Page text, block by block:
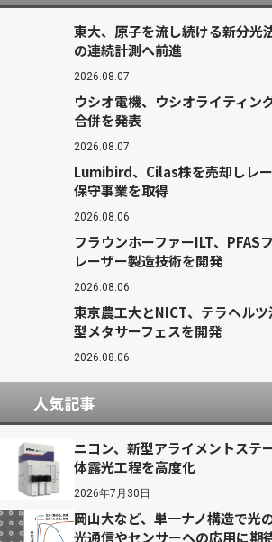
東大、原子を流し続ける新分
の連続計測へ前進
2026.08.07
ウシオ電機、ウシオライティン
合併を発表
2026.08.07
Lumibird、Cilas株を売却しレ
保守事業を取得
2026.08.06
フラウンホーファーILT、PFAS
レーザー製造技術を開発
2026.08.06
東京農工大とNICT、テラヘル
型メタサーフェスを開発
2026.08.06
人気記事
ニコン、新型アライメントス
体露光工程を高度化
2026年7月30日
岡山大など、単一ナノ構造で
光通信やセンサーへの応用に期